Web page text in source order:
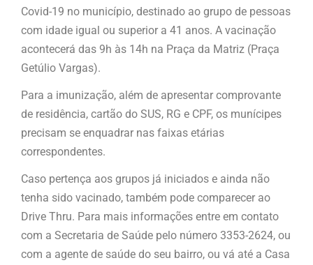
Covid-19 no município, destinado ao grupo de pessoas
com idade igual ou superior a 41 anos. A vacinação
acontecerá das 9h às 14h na Praça da Matriz (Praça
Getúlio Vargas).
Para a imunização, além de apresentar comprovante
de residência, cartão do SUS, RG e CPF, os munícipes
precisam se enquadrar nas faixas etárias
correspondentes.
Caso pertença aos grupos já iniciados e ainda não
tenha sido vacinado, também pode comparecer ao
Drive Thru. Para mais informações entre em contato
com a Secretaria de Saúde pelo número 3353-2624, ou
com a agente de saúde do seu bairro, ou vá até a Casa